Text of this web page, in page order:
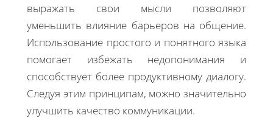
выражать свои мысли позволяют
уменьшить влияние барьеров на общение.
Использование простого и понятного языка
помогает избежать недопонимания и
способствует более продуктивному диалогу.
Следуя этим принципам, можно значительно
улучшить качество коммуникации.